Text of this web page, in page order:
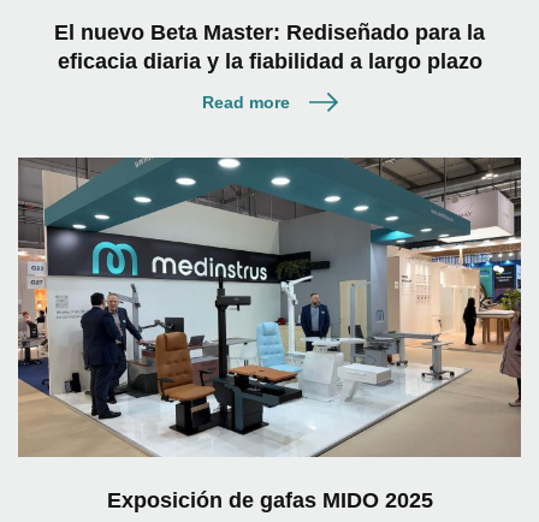
El nuevo Beta Master: Rediseñado para la
eficacia diaria y la fiabilidad a largo plazo
Read more
Exposición de gafas MIDO 2025